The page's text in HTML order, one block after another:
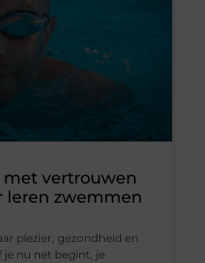
met vertrouwen
leren zwemmen
plezier, gezondheid en
nu net begint, je